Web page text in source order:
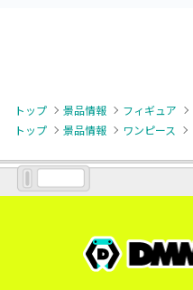
トップ 景品情報 フィギュア
トップ
景品情報 ワンピース